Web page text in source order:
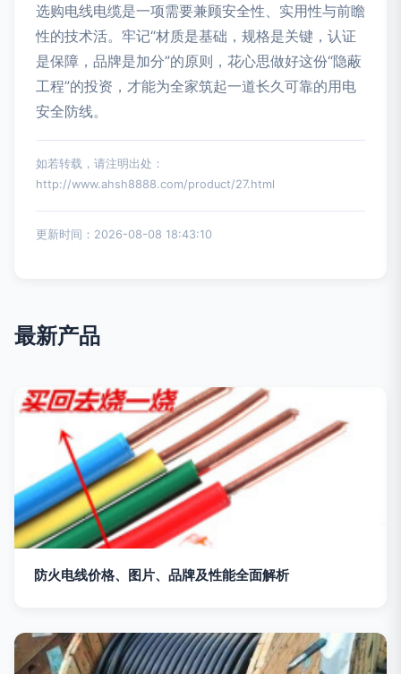
选购电线电缆是一项需要兼顾安全性、实用性与前瞻
性的技术活。牢记“材质是基础，规格是关键，认证
是保障，品牌是加分”的原则，花心思做好这份“隐蔽
工程”的投资，才能为全家筑起一道长久可靠的用电
安全防线。
如若转载，请注明出处：
http://www.ahsh8888.com/product/27.html
更新时间：2026-08-08 18:43:10
最新产品
防火电线价格、图片、品牌及性能全面解析